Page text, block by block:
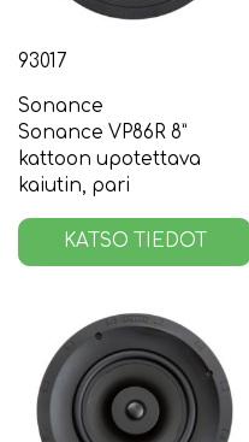
93017
Sonance
Sonance VP86R 8”
kattoon upotettava
kaiutin, pari
KATSO TIEDOT